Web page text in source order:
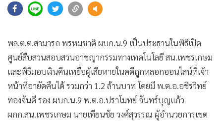
• คอลัมนิสต์
• CbizReview
• Cyber BIZ
• ผู้จัดกวน
• Good health & Well-being
• Green Innovation & SD
• Management & HR
พล.ต.ต.สามารถ พรหมชาติ ผบก.น.9 เป็นประธานในพิธีเปิด
ศูนย์สืบสวนสอบสวนอาชญากรรมทางเทคโนโลยี สน.เพชรเกษม
และพิธีมอบเงินคืนเหยื่อผู้เสียหายในคดีถูกหลอกออนไลน์ที่เจ้า
หน้าที่อายัดคืนได้ รวมกว่า 1.2 ล้านบาท โดยมี พ.ต.อ.อชิรวิทย์
ทองจันดี รอง ผบก.น.9 พ.ต.อ.ปราโมทย์ จันทร์บุญแก้ว
ผกก.สน.เพชรเกษม นายเทียนชัย วงศ์สุวรรณ ผู้อำนวยการเขต